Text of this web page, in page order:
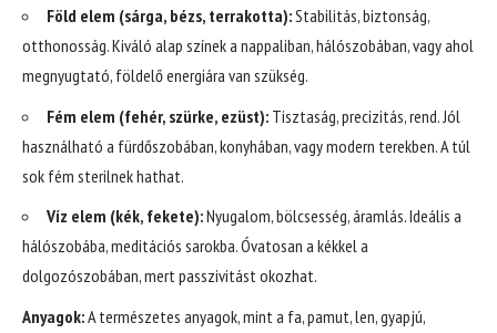
Föld elem (sárga, bézs, terrakotta):Stabilitás, biztonság,
otthonosság. Kiváló alap színek a nappaliban, hálószobában, vagy ahol
megnyugtató, földelő energiára van szükség.
Fém elem (fehér, szürke, ezüst): Tisztaság, precizitás, rend. Jól
használható a fürdőszobában, konyhában, vagy modern terekben. A túl
sok fém sterilnek hathat.
Víz elem (kék, fekete):Nyugalom, bölcsesség, áramlás. Ideális a
hálószobába, meditációs sarokba. Óvatosan a kékkel a
dolgozószobában, mert passzivitást okozhat.
Anyagok:A természetes anyagok, mint a fa, pamut, len, gyapjú,